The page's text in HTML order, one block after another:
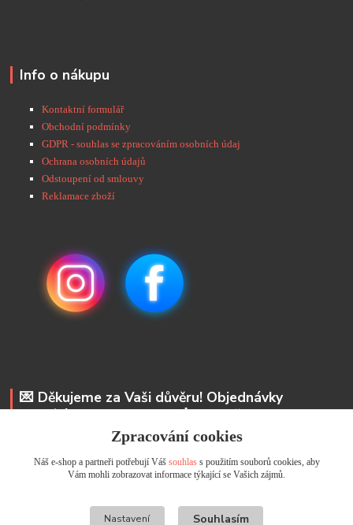
Info o nákupu
Kontaktní formulář
Obchodní podmínky
GDPR - souhlas se zpracováním osobních údaj
Ochrana osobních údajů
Odstoupení od smlouvy
Reklamace zboží
💌 Děkujeme za Vaši důvěru! Objednávky
odesíláme do 48 hodin. 📩 Na vaše e-maily
odpovíme do 24 hodin.
Andrea Kyselová DiS.
+ 420 737 352 681
Zpracování cookies
Náš e-shop a partneři potřebují Váš souhlass použitím souborů cookies, aby
Vám mohli zobrazovat informace týkající se Vašich zájmů.
Nastavení Souhlasím